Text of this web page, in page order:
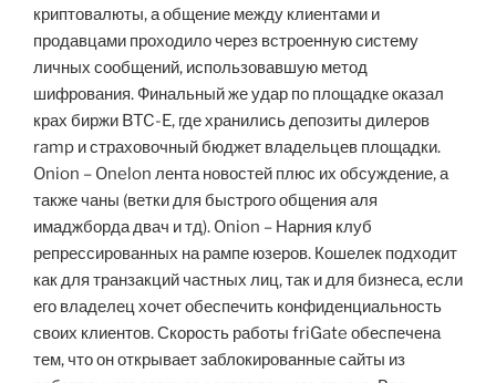
криптовалюты, а общение между клиентами и
продавцами проходило через встроенную систему
личных сообщений, использовавшую метод
шифрования. Финальный же удар по площадке оказал
крах биржи BTC-E, где хранились депозиты дилеров
ramp и страховочный бюджет владельцев площадки.
Onion – Onelon лента новостей плюс их обсуждение, а
также чаны (ветки для быстрого общения аля
имаджборда двач и тд). Onion – Нарния клуб
репрессированных на рампе юзеров. Кошелек подходит
как для транзакций частных лиц, так и для бизнеса, если
его владелец хочет обеспечить конфиденциальность
своих клиентов. Скорость работы friGate обеспечена
тем, что он открывает заблокированные сайты из